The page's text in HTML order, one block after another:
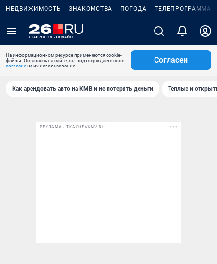
НЕДВИЖИМОСТЬ ЗНАКОМСТВА ПОГОДА ТЕЛЕПРОГРАММА
На информационном ресурсе применяются cookie-
файлы. Оставаясь на сайте, вы подтверждаете свое
согласиена их использование.
Согласен
Как арендовать авто на КМВ и не потерять деньги Теплые и
РЕКЛАМА • TKACHEVKMV.RU